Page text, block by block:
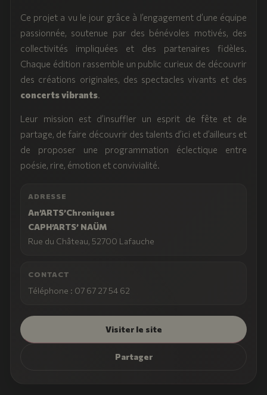
Ce projet a vu le jour grâce à l’engagement d’une équipe
passionnée, soutenue par des bénévoles motivés, des
collectivités impliquées et des partenaires fidèles.
Chaque édition rassemble un public curieux de découvrir
des créations originales, des spectacles vivants et des
concerts vibrants.
Leur mission est d’insuffler un esprit de fête et de
partage, de faire découvrir des talents d’ici et d’ailleurs et
de proposer une programmation éclectique entre
poésie, rire, émotion et convivialité.
ADRESSE
An’ARTS’Chroniques
CAPH’ARTS’ NAÜM
Rue du Château, 52700 Lafauche
CONTACT
Téléphone : 07 67 27 54 62
Visiter le site
Partager